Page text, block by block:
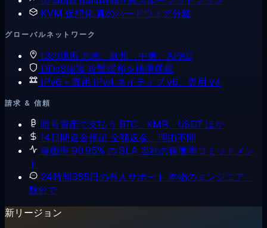
KVM 仮想化真のハードウェア分離
グローバルネットワーク
13の場所北米、欧州、中東、APAC
DDoS保護攻撃緩和を標準搭載
IPv6 + 専用 IPv4 ネイティブ v6、専用 v4
請求 & 信頼
暗号資産で支払う BTC、XMR、USDT ほか
14日間返金保証 全額返金、理由不問
稼働率 99.95% の SLA 当社の稼働率コミットメン
ト
24時間365日の有人サポート 本物のエンジニア、
数分で
新リージョン